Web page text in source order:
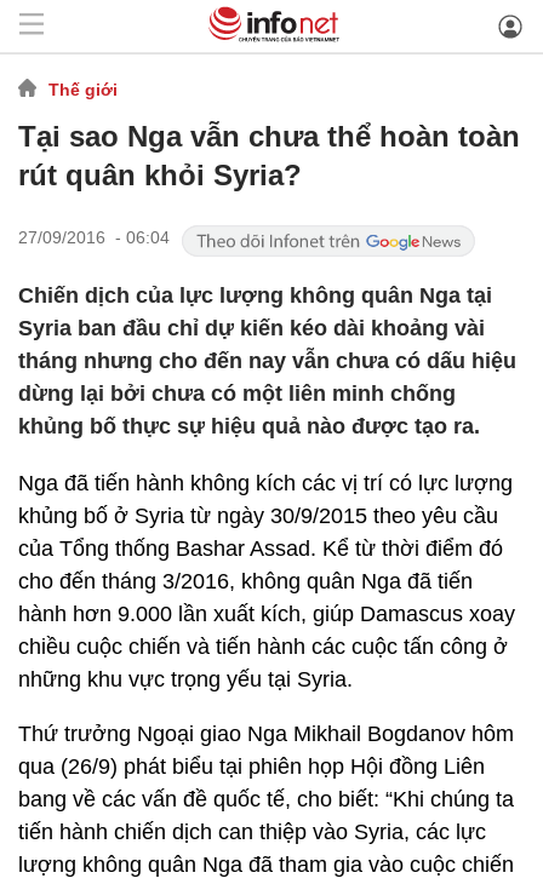
Thế giới
Tại sao Nga vẫn chưa thể hoàn toàn
rút quân khỏi Syria?
27/09/2016 - 06:04
Chiến dịch của lực lượng không quân Nga tại
Syria ban đầu chỉ dự kiến kéo dài khoảng vài
tháng nhưng cho đến nay vẫn chưa có dấu hiệu
dừng lại bởi chưa có một liên minh chống
khủng bố thực sự hiệu quả nào được tạo ra.
Nga đã tiến hành không kích các vị trí có lực lượng
khủng bố ở Syria từ ngày 30/9/2015 theo yêu cầu
của Tổng thống Bashar Assad. Kể từ thời điểm đó
cho đến tháng 3/2016, không quân Nga đã tiến
hành hơn 9.000 lần xuất kích, giúp Damascus xoay
chiều cuộc chiến và tiến hành các cuộc tấn công ở
những khu vực trọng yếu tại Syria.
Thứ trưởng Ngoại giao Nga Mikhail Bogdanov hôm
qua (26/9) phát biểu tại phiên họp Hội đồng Liên
bang về các vấn đề quốc tế, cho biết: “Khi chúng ta
tiến hành chiến dịch can thiệp vào Syria, các lực
lượng không quân Nga đã tham gia vào cuộc chiến